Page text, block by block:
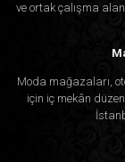
ve ortak çalışma
Moda mağazaları,
için iç mekân